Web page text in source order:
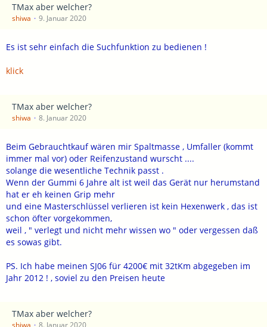
TMax aber welcher?
shiwa 9. Januar 2020
Es ist sehr einfach die Suchfunktion zu bedienen !
klick
TMax aber welcher?
shiwa 8. Januar 2020
Beim Gebrauchtkauf wären mir Spaltmasse , Umfaller (kommt
immer mal vor) oder Reifenzustand wurscht ....
solange die wesentliche Technik passt .
Wenn der Gummi 6 Jahre alt ist weil das Gerät nur herumstand
hat er eh keinen Grip mehr
und eine Masterschlüssel verlieren ist kein Hexenwerk , das ist
schon öfter vorgekommen,
weil , " verlegt und nicht mehr wissen wo " oder vergessen daß
es sowas gibt.
PS. Ich habe meinen SJ06 für 4200€ mit 32tKm abgegeben im
Jahr 2012 ! , soviel zu den Preisen heute
TMax aber welcher?
shiwa 8. Januar 2020